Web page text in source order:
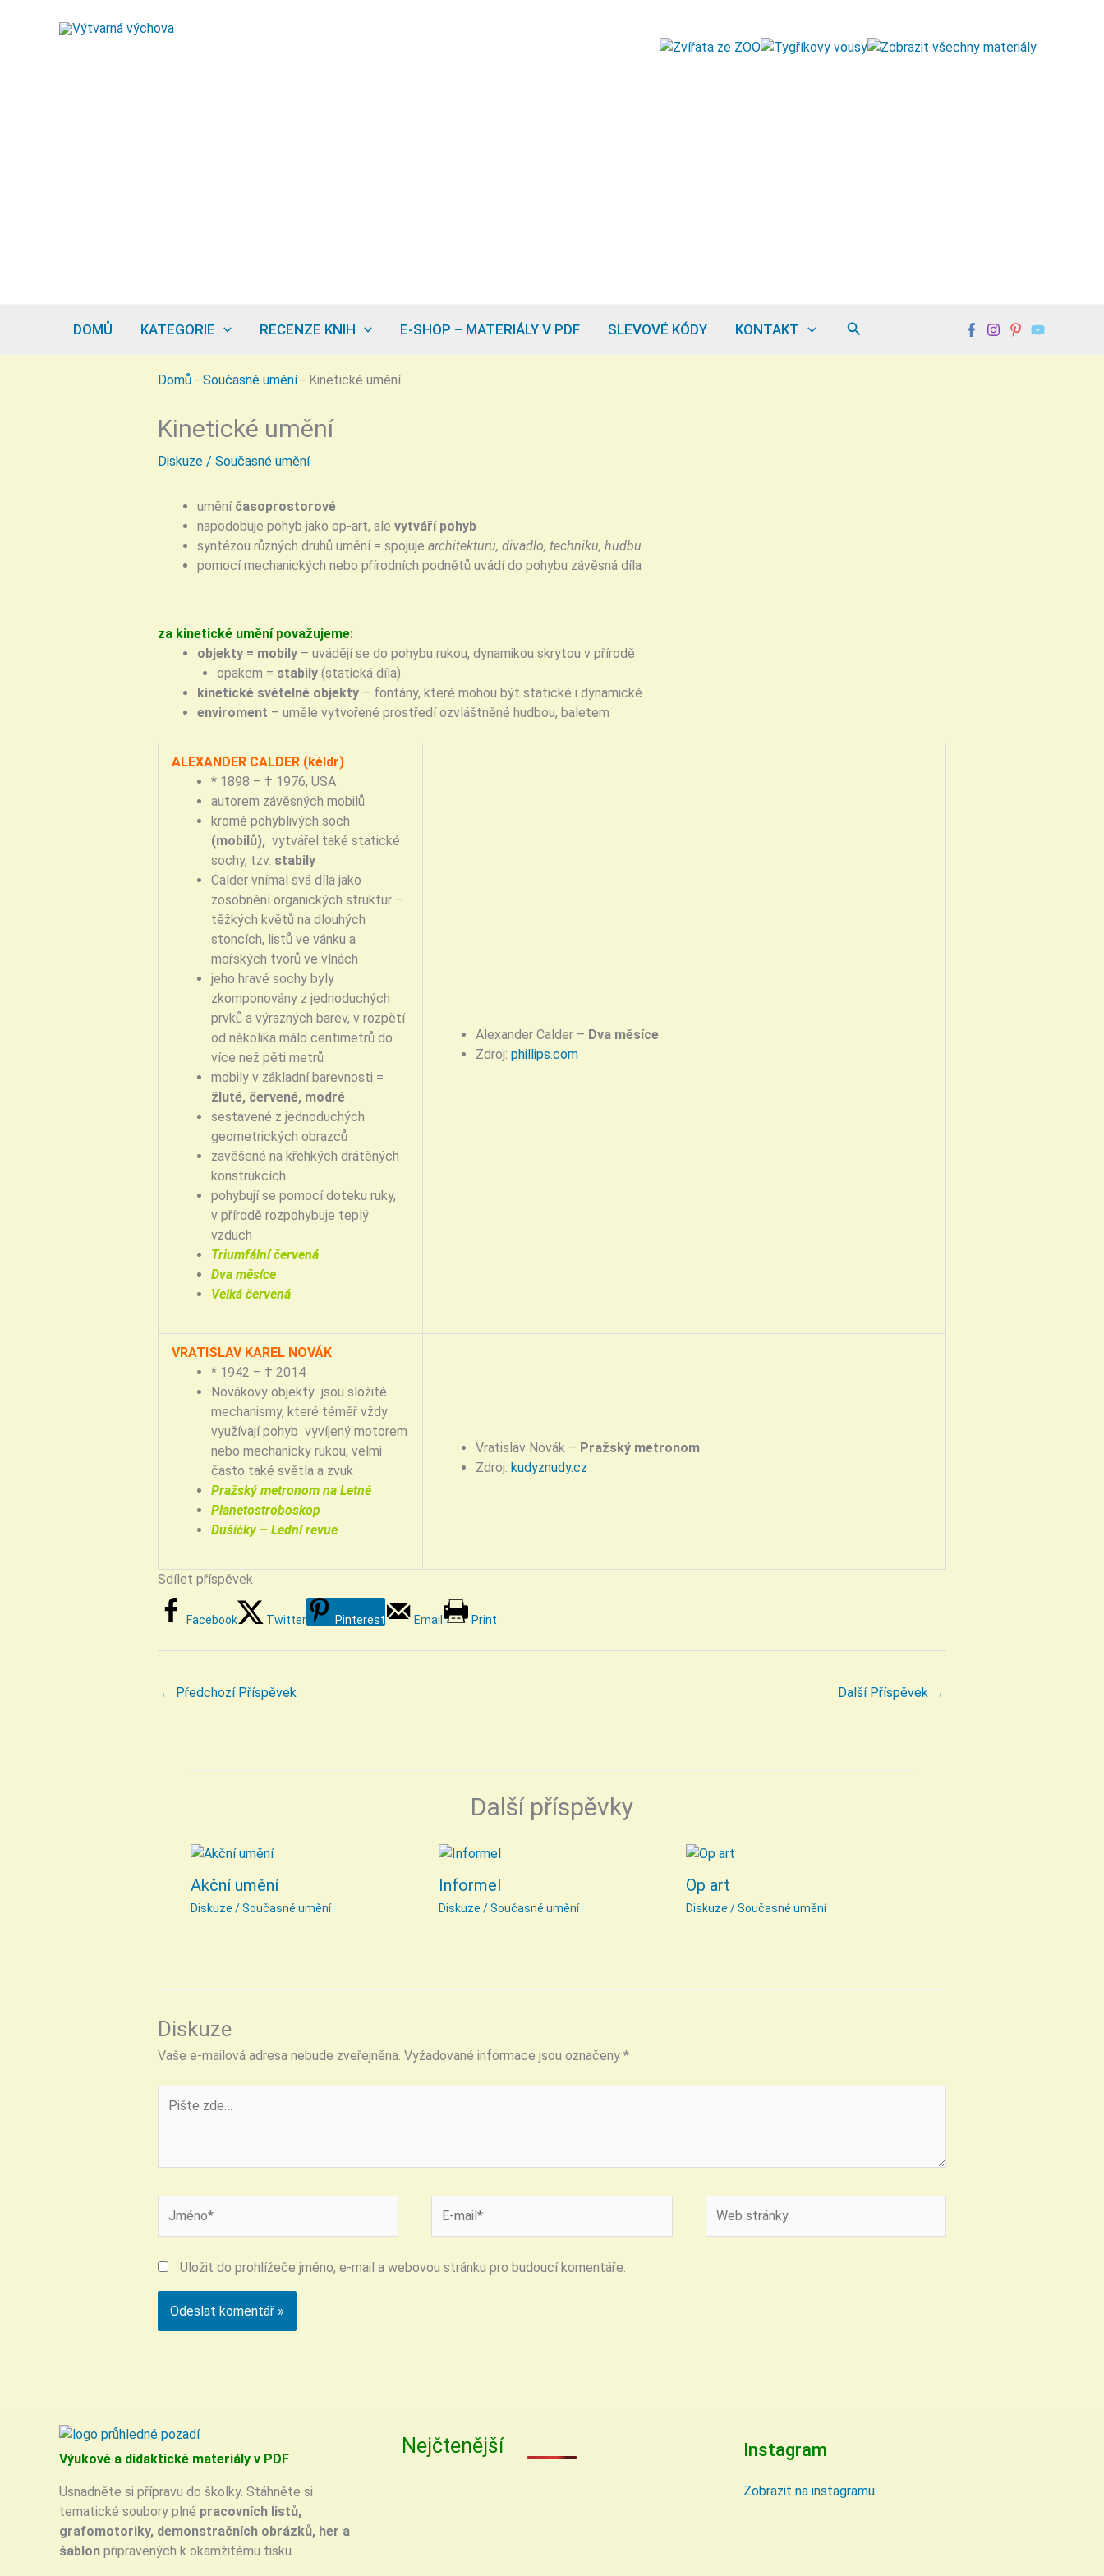
DOMŮ KATEGORIE RECENZE KNIH E-SHOP – MATERIÁLY V PDF SLEVOVÉ KÓDY KONTAKT Hledat
Domů - Současné umění- Kinetické umění
Kinetické umění
Diskuze / Současné umění
umění časoprostorové
napodobuje pohyb jako op-art, ale vytváří pohyb
syntézou různých druhů umění = spojuje architekturu, divadlo, techniku, hudbu
pomocí mechanických nebo přírodních podnětů uvádí do pohybu závěsná díla
za kinetické umění považujeme:
objekty = mobily – uvádějí se do pohybu rukou, dynamikou skrytou v přírodě
opakem = stabily (statická díla)
kinetické světelné objekty – fontány, které mohou být statické i dynamické
enviroment – uměle vytvořené prostředí ozvláštněné hudbou, baletem
ALEXANDER CALDER (kéldr)
* 1898 – † 1976, USA
autorem závěsných mobilů
kromě pohyblivých soch
(mobilů), vytvářel také statické
sochy, tzv. stabily
Calder vnímal svá díla jako
zosobnění organických struktur –
těžkých květů na dlouhých
stoncích, listů ve vánku a
mořských tvorů ve vlnách
jeho hravé sochy byly
zkomponovány z jednoduchých
prvků a výrazných barev, v rozpětí
od několika málo centimetrů do
více než pěti metrů
mobily v základní barevnosti =
žluté, červené, modré
sestavené z jednoduchých
geometrických obrazců
zavěšené na křehkých drátěných
konstrukcích
pohybují se pomocí doteku ruky,
v přírodě rozpohybuje teplý
vzduch
Triumfální červená
Dva měsíce
Velká červená
Alexander Calder – Dva měsíce
Zdroj: phillips.com
VRATISLAV KAREL NOVÁK
* 1942 – † 2014
Novákovy objekty jsou složité
mechanismy, které téměř vždy
využívají pohyb vyvíjený motorem
nebo mechanicky rukou, velmi
často také světla a zvuk
Pražský metronom na Letné
Planetostroboskop
Dušičky – Lední revue
Vratislav Novák – Pražský metronom
Zdroj: kudyznudy.cz
Sdílet příspěvek
Facebook Twitter Pinterest Email Print
← Předchozí Příspěvek Další Příspěvek →
Další příspěvky
Akční umění
Diskuze /Současné umění
Informel
Diskuze /Současné umění
Op art
Diskuze /Současné umění
Diskuze
Vaše e-mailová adresa nebude zveřejněna. Vyžadované informace jsou označeny *
zde…
mail*
stránky
Uložit do prohlížeče jméno, e-mail a webovou stránku pro budoucí komentáře.
Výukové a didaktické materiály v PDF
Usnadněte si přípravu do školky. Stáhněte si
tematické soubory plné pracovních listů,
grafomotoriky, demonstračních obrázků, her a
šablon připravených k okamžitému tisku.
Nejčtenější Instagram
Zobrazit na instagramu